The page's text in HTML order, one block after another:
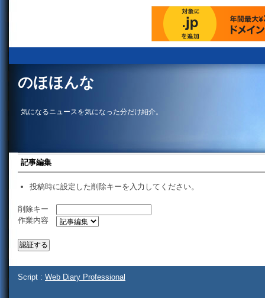
のほほんな
気になるニュースを気になった分だけ紹介。
記事編集
投稿時に設定した削除キーを入力してください。
削除キー
作業内容
Script : Web Diary Professional